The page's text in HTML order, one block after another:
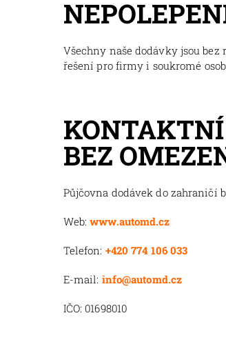
Všechny naše dodávky jsou
řešení pro firmy i soukromé
BEZ
Půjčovna dodávek do zahraničí
Web:www.automd.cz
Telefon: +420 774 106 033
E-mail: info@automd.cz
IČO: 01698010